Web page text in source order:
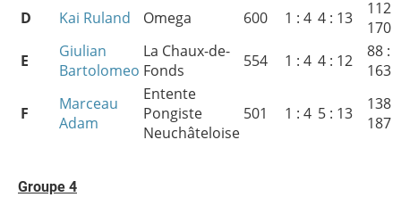
D
Kai Ruland Omega 600 1 : 4 4 : 13
112 :
170
E
Giulian
Bartolomeo
La Chaux-de-
Fonds
554 1 : 4 4 : 12
88 :
163
F
Marceau
Adam
Entente
Pongiste
Neuchâteloise
501 1 : 4 5 : 13
138 :
187
Groupe 4